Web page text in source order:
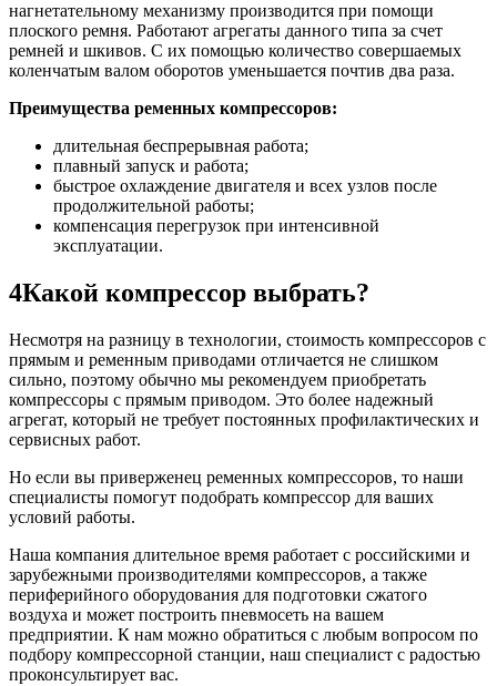
нагнетательному механизму производится при помощи
плоского ремня. Работают агрегаты данного типа за счет
ремней и шкивов. С их помощью количество совершаемых
коленчатым валом оборотов уменьшается почтив два раза.
Преимущества ременных компрессоров:
длительная беспрерывная работа;
плавный запуск и работа;
быстрое охлаждение двигателя и всех узлов после
продолжительной работы;
компенсация перегрузок при интенсивной
эксплуатации.
4Какой компрессор выбрать?
Несмотря на разницу в технологии, стоимость компрессоров с
прямым и ременным приводами отличается не слишком
сильно, поэтому обычно мы рекомендуем приобретать
компрессоры с прямым приводом. Это более надежный
агрегат, который не требует постоянных профилактических и
сервисных работ.
Но если вы приверженец ременных компрессоров, то наши
специалисты помогут подобрать компрессор для ваших
условий работы.
Наша компания длительное время работает с российскими и
зарубежными производителями компрессоров, а также
периферийного оборудования для подготовки сжатого
воздуха и может построить пневмосеть на вашем
предприятии. К нам можно обратиться с любым вопросом по
подбору компрессорной станции, наш специалист с радостью
проконсультирует вас.